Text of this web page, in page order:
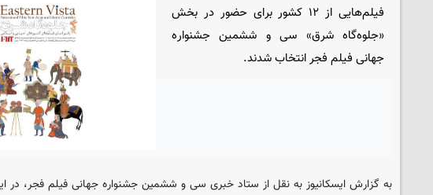
فیلم‌هایی از ۱۲ کشور برای حضور در بخش
«جلوه‌گاه شرق» سی و ششمین جشنواره
جهانی فیلم فجر انتخاب شدند.
به گزارش ایسکانیوز به نقل از ستاد خبری سی و ششمین جشنواره جهانی فیلم فجر، در